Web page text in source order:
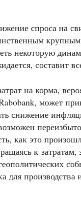
спроса на
некоторую
составит
на корма,
может
снижение
как это
к
для производства